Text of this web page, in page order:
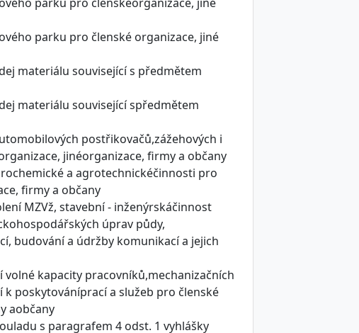
parku pro členské organizace, jiné
materiálu související s předmětem
materiálu související spředmětem
postřikovačů,zážehových i
jinéorganizace, firmy a občany
a agrotechnickéčinnosti pro
firmy a občany
MZVž, stavební - inženýrskáčinnost
úprav půdy,
budování a údržby komunikací a jejich
kapacity pracovníků,mechanizačních
poskytováníprací a služeb pro členské
aobčany
s paragrafem 4 odst. 1 vyhlášky